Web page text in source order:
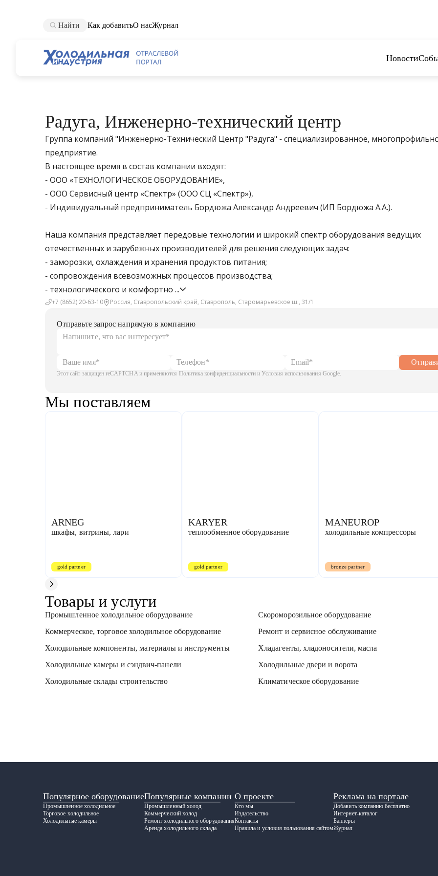
Найти Как добавитьО насЖурнал
Новости
Радуга, Инженерно-технический центр
Группа компаний "Инженерно-Технический Центр "Радуга" - специализированное,
предприятие.
В настоящее время в состав компании входят:
- ООО «ТЕХНОЛОГИЧЕСКОЕ ОБОРУДОВАНИЕ»,
- ООО Сервисный центр «Спектр» (ООО СЦ «Спектр»),
- Индивидуальный предприниматель Бордюжа Александр Андреевич (ИП Бордюжа А.А.).
Наша компания представляет передовые технологии и широкий спектр оборудования ведущих
отечественных и зарубежных производителей для решения следующих задач:
- заморозки, охлаждения и хранения продуктов питания;
- сопровождения всевозможных процессов производства;
- технологического и комфортно ...
+7 (8652) 20-63-10 Россия, Ставропольский край, Ставрополь, Старомарьевское ш., 31/1
Отправьте запрос напрямую в компанию
Этот сайт защищен reCAPTCHA и применяются Политика конфиденциальности и Условия использования Google.
Мы поставляем
ARNEG
шкафы, витрины, лари
gold partner
KARYER
теплообменное оборудование
gold partner
MANEUROP
холодильные компрессоры
bronze partner
Товары и услуги
Промышленное холодильное оборудование
Скороморозильное оборудование
Коммерческое, торговое холодильное оборудование
Ремонт и сервисное обслуживание
Холодильные компоненты, материалы и инструменты
Хладагенты, хладоносители, масла
Холодильные камеры и сэндвич-панели
Холодильные двери и ворота
Холодильные склады строительство
Климатическое оборудование
Популярное оборудование
Промышленное холодильное
Торговое холодильное
Холодильные камеры
Популярные компании
Промышленный холод
Коммерческий холод
Ремонт холодильного оборудования
Аренда холодильного склада
О проекте
Кто мы
Издательство
Контакты
Правила и условия пользования сайтом
Реклама на портале
Добавить компанию бесплатно
Интернет-каталог
Баннеры
Журнал